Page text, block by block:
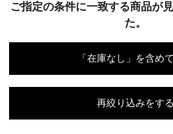
ご指定の条件に一致する商品が
た。
「在庫なし」を含め
再絞り込みをする